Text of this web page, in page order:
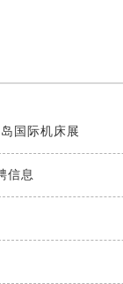
国际机床展
信息